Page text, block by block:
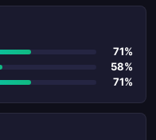
71%
58%
71%